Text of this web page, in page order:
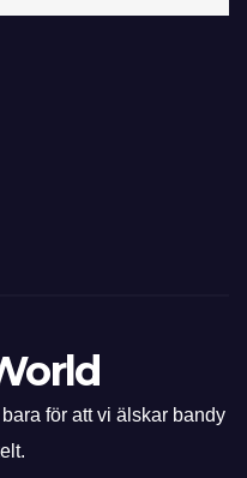
för att vi älskar bandy